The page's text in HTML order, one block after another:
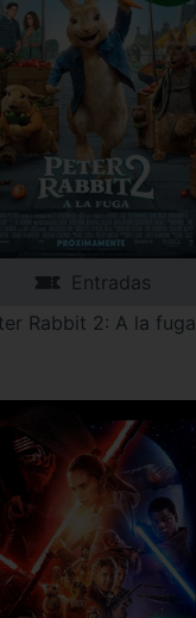
Entradas
Rabbit 2: A la fuga